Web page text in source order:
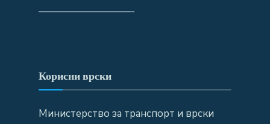
—————————-
Корисни врски
Министерство за транспорт и врски